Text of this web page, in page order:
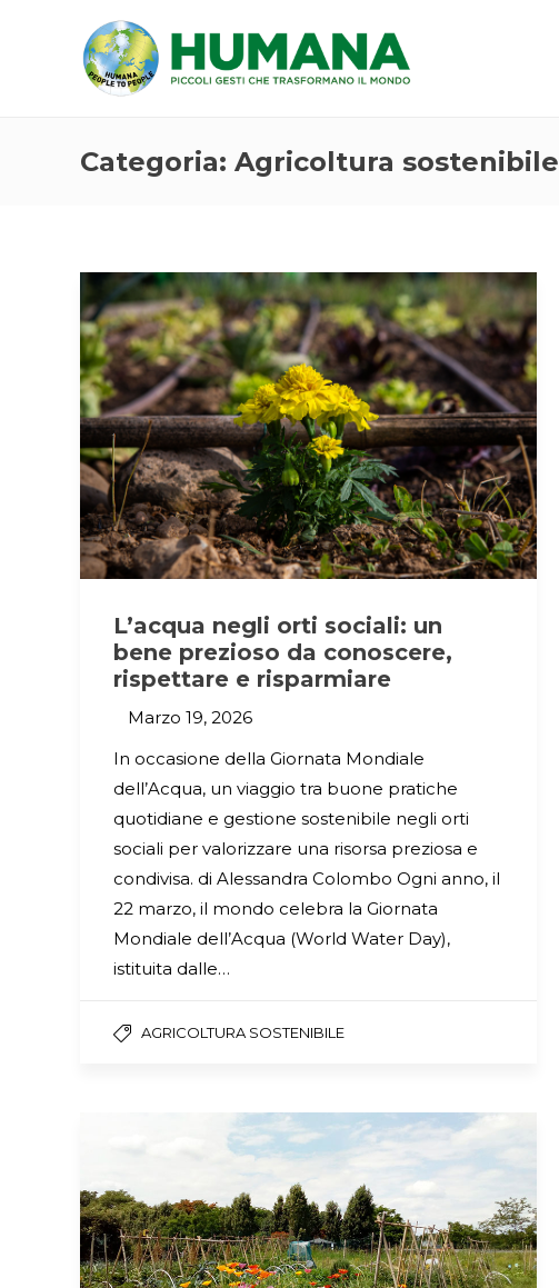
Categoria: Agricoltura sostenibile
L’acqua negli orti sociali: un
bene prezioso da conoscere,
rispettare e risparmiare
Marzo 19, 2026
In occasione della Giornata Mondiale
dell’Acqua, un viaggio tra buone pratiche
quotidiane e gestione sostenibile negli orti
sociali per valorizzare una risorsa preziosa e
condivisa. di Alessandra Colombo Ogni anno, il
22 marzo, il mondo celebra la Giornata
Mondiale dell’Acqua (World Water Day),
istituita dalle…
AGRICOLTURA SOSTENIBILE